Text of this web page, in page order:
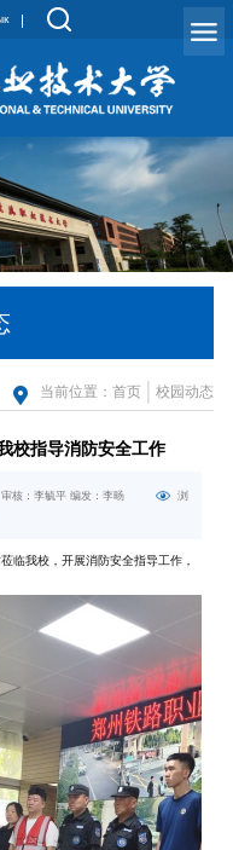
当前位置： 首页 校园动态
校指导消防安全工作
核：李毓平 编发：李旸
浏
临我校，开展消防安全指导工作，